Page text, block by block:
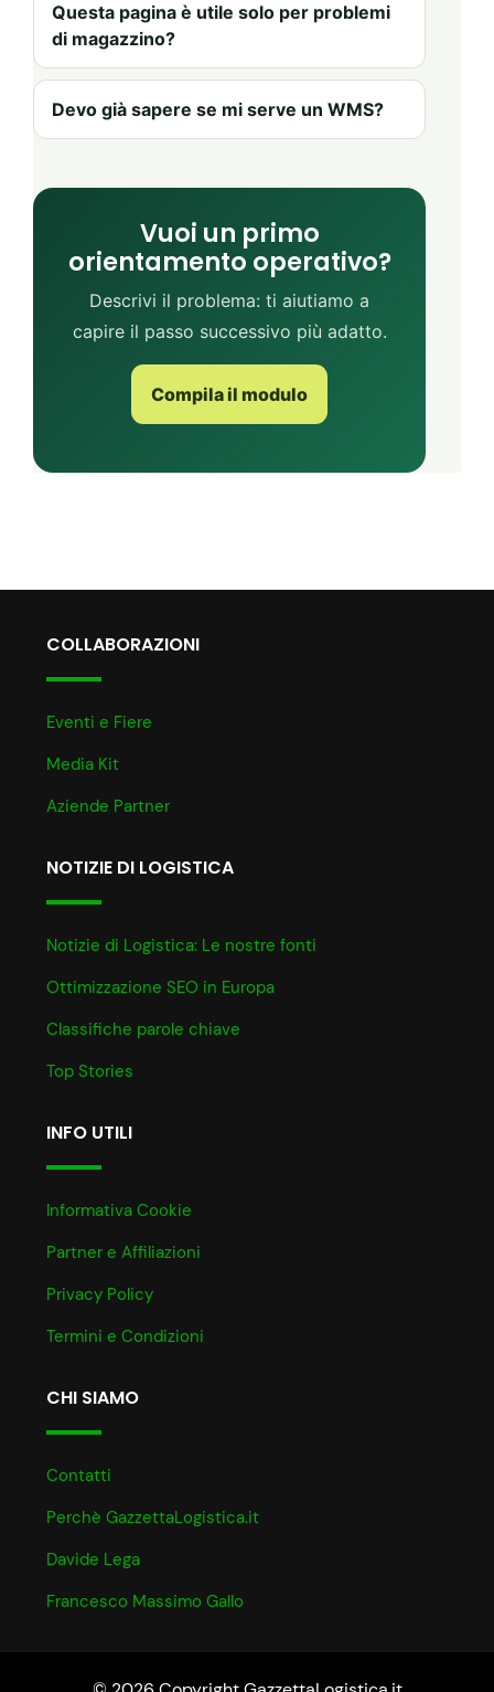
Questa pagina è utile solo per problemi
di magazzino?
Devo già sapere se mi serve un WMS?
Vuoi un primo
orientamento operativo?
Descrivi il problema: ti aiutiamo a
capire il passo successivo più adatto.
Compila il modulo
COLLABORAZIONI
Eventi e Fiere
Media Kit
Aziende Partner
NOTIZIE DI LOGISTICA
Notizie di Logistica: Le nostre fonti
Ottimizzazione SEO in Europa
Classifiche parole chiave
Top Stories
INFO UTILI
Informativa Cookie
Partner e Affiliazioni
Privacy Policy
Termini e Condizioni
CHI SIAMO
Contatti
Perchè GazzettaLogistica.it
Davide Lega
Francesco Massimo Gallo